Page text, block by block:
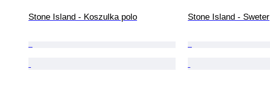
Stone Island - Koszulka polo Stone Island - Sweter